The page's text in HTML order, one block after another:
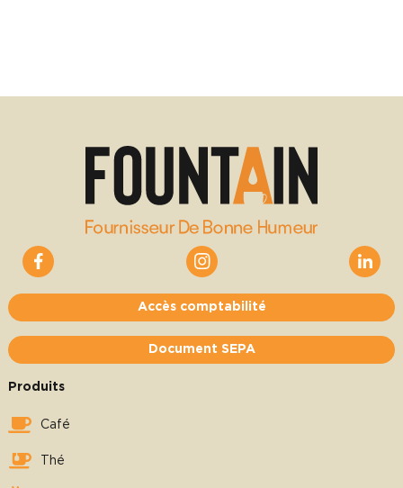
Accès comptabilité
Document SEPA
Produits
Café
Thé